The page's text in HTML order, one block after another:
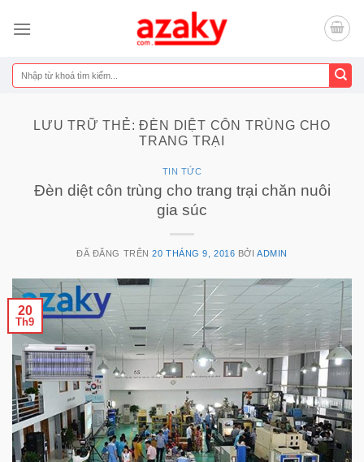
đến
dung
Tìm
kiếm:
LƯU TRỮ THẺ:ĐÈN DIỆT CÔN TRÙNG CHO
TRANG TRẠI
TIN TỨC
Đèn diệt côn trùng cho trang trại chăn nuôi
gia súc
ĐÃ ĐĂNG TRÊN20 THÁNG 9, 2016 BỞIADMIN
20
Th9